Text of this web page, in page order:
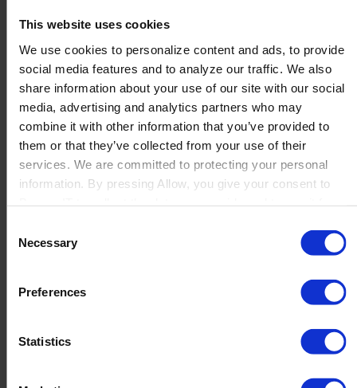
This website uses cookies
We use cookies to personalize content and ads, to provide
social media features and to analyze our traffic. We also
share information about your use of our site with our social
media, advertising and analytics partners who may
combine it with other information that you’ve provided to
them or that they’ve collected from your use of their
services. We are committed to protecting your personal
information. By pressing Allow, you give your consent to
withdraw your consent at any time
Selection
Necessary
Preferences
Statistics
Jetzt zum Newsletter
anmelden